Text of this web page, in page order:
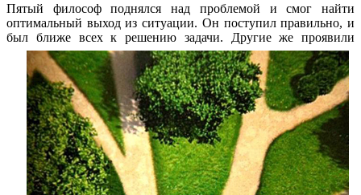
Пятый философ поднялся над проблемой и смог найти
оптимальный выход из ситуации. Он поступил правильно, и
был ближе всех к решению задачи. Другие же проявили